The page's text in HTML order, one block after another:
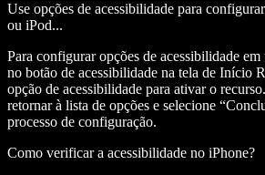
Use opções de acessibilidade para
ou iPod...
Para configurar opções de acessibilidade
no botão de acessibilidade na tela de Início
opção de acessibilidade para ativar o
retornar à lista de opções e selecione
processo de configuração.
Como verificar a acessibilidade no iPhone?